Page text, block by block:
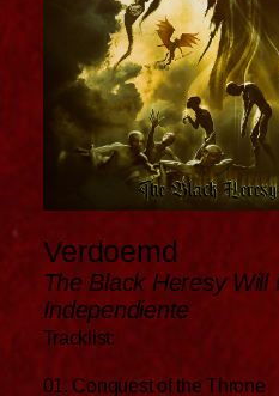
Verdoemd
The Black Heresy Will
Independiente
Tracklist:
01. Conquest of the Throne